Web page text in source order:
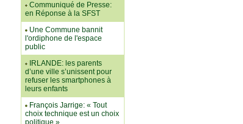
Communiqué de Presse:
en Réponse à la SFST
Une Commune bannit
l'ordiphone de l'espace
public
IRLANDE: les parents
d’une ville s’unissent pour
refuser les smartphones à
leurs enfants
François Jarrige: « Tout
choix technique est un choix
politique »